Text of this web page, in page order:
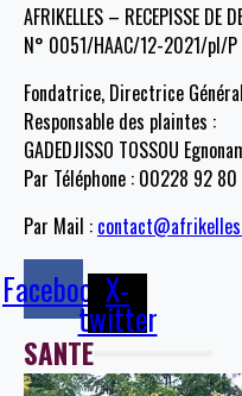
AFRIKELLES – RECEPISSE DE
N° 0051/HAAC/12-2021/pl/P
Fondatrice, Directrice
Responsable des plaintes :
GADEDJISSO TOSSOU
Par Téléphone : 00228 92
Par Mail :
FacebookX-
twitter
SANTE